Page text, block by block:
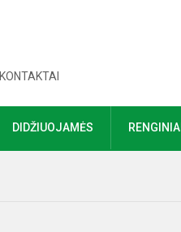
KONTAKTAI
DIDŽIUOJAMĖS RENGINIAI